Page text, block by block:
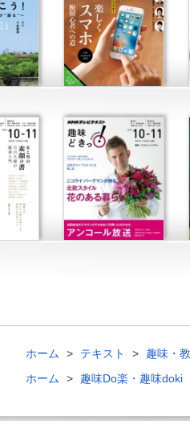
ホーム テキスト
趣味・
ホーム
趣味Do楽・趣味doki